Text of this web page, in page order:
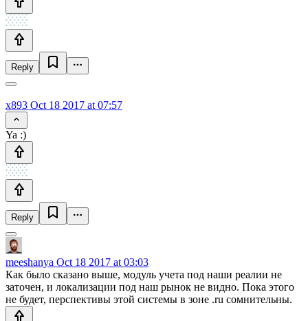
Reply
x893 Oct 18 2017 at 07:57
Ya :)
Reply
meeshanya Oct 18 2017 at 03:03
Как было сказано выше, модуль учета под наши реалии не
заточен, и локализации под наш рынок не видно. Пока этого
не будет, перспективы этой системы в зоне .ru сомнительны.